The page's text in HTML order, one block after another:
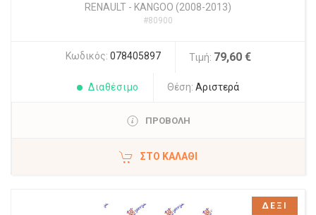
RENAULT - KANGOO (2008-2013)
#80900
Κωδικός: 078405897 Τιμή: 79,60 €
Διαθέσιμο Θέση: Αριστερά
ΠΡΟΒΟΛΗ
ΣΤΟ ΚΑΛΆΘΙ
ΔΕΞΙ